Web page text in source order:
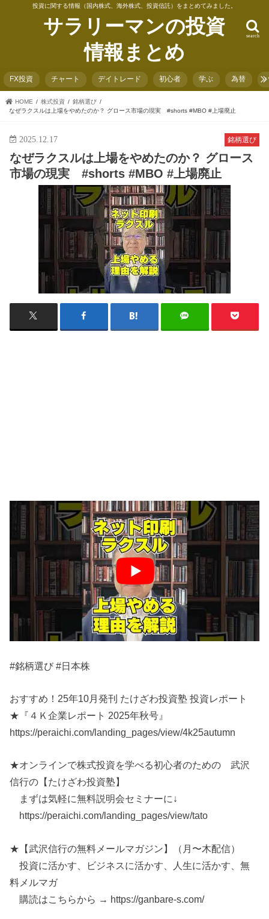
投資に関する情報（国内株式、海外株式、投資信託）をまとめてみました。
サラリーマンの投資
情報まとめ
search
FX投資 チャート デイトレード 初心者 学ぶ 為替
HOME 株式投資
銘柄選び
なぜラクスルは上場をやめたのか？ グロース市場の現実 #shorts #MBO #上場廃止
銘柄選び
2025.12.17
なぜラクスルは上場をやめたのか？ グロース
市場の現実 #shorts #MBO #上場廃止
#銘柄選び #日本株
おすすめ！25年10月発刊 たけざわ投資塾 投資レポート
★『４Ｋ企業レポート 2025年秋号』
https://peraichi.com/landing_pages/view/4k25autumn
★オンラインで株式投資を学べる初心者のための 武沢
信行の【たけざわ投資塾】
まずは気軽に無料説明会セミナーに↓
https://peraichi.com/landing_pages/view/tato
★【武沢信行の無料メールマガジン】（月〜木配信）
投資に活かす、ビジネスに活かす、人生に活かす、無
料メルマガ
購読はこちらから → https://ganbare-s.com/